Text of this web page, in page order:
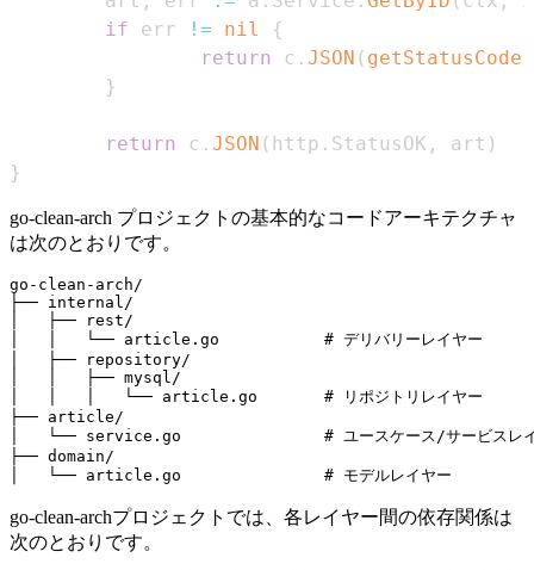
if err != nil
{
return
c . JSON ( getStatusCode
}
return c . JSON ( http . StatusOK , art )
}
go-clean-arch プロジェクトの基本的なコードアーキテクチャ
は次のとおりです。
go-clean-arch/
├── internal/
│   ├── rest/
│   │   └── article.go           # デリバリーレイヤー
│   ├── repository/
│   │   ├── mysql/
│   │   │   └── article.go       # リポジトリレイヤー
├── article/
│   └── service.go               # ユースケース/サービスレイ
├── domain/
go-clean-archプロジェクトでは、各レイヤー間の依存関係は
次のとおりです。